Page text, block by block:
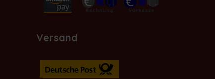
Versand